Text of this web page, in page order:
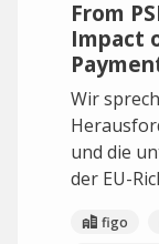
From
Impact
Wir
und die
der EU-
figo